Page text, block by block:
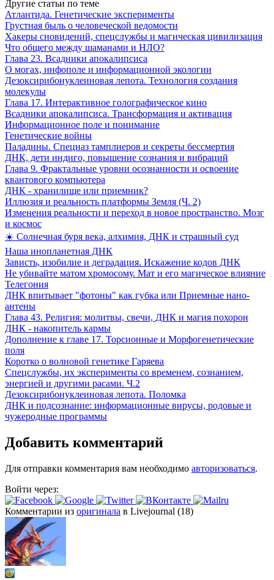
Другие статьи по теме
Атлантида. Генетические эксперименты
Грустная быль о человеческой ведомости
Хакеры сновидений, спецслужбы и магическая цивилизация
Что общего между шаманами и НЛО?
Глава 23. Всадники апокалипсиса
О могах, инфополе и информационной экологии
Дезоксирибонуклеиновая лепота. Технология создания
молекулы
Глава 17. Интерактивное голографическое кино
Всадники апокалипсиса. Трансформация и активация
Информационное поле и понимание
Генетические войны
Паладины. Спецназ тамплиеров и секреты бессмертия
ДНК, дети индиго, повышение сознания и вибраций
Глава 9. Фрактальные уровни осознанности и освоение
квантового компьютера
ДНК - хранилище или приемник?
Иллюзия и реальность платформы Земля (Ч. 2)
Изменения реальности и переход в новое пространство. Мозг
и космос
☀️ Солнечная буря века, алхимия, ДНК и страшный суд
Наша инопланетная ДНК
Зависть, изобилие и деградация. Искажение кодов ДНК
Не убивайте матом хромосому. Мат и его магическое влияние
Телегония
ДНК впитывает "фотоны" как губка или Приемные нано-
антены
Глава 43. Религия: молитвы, свечи, ДНК и магия похорон
ДНК - накопитель кармы
Дополнение к главе 17. Торсионные и Морфогенетические
поля
Коротко о волновой генетике Гаряева
Спецслужбы, их эксперименты со временем, сознанием,
энергией и другими расами. Ч.2
Дезоксирибонуклеиновая лепота. Поломка
ДНК и подсознание: информационные вирусы, родовые и
чужеродные программы
Добавить комментарий
Для отправки комментария вам необходимо авторизоваться.
Войти через:
Комментарии из оригинала в Livejournal (18)